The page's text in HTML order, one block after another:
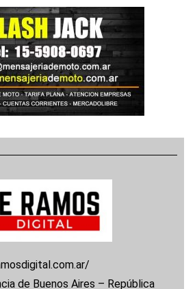
de Buenos Aires – República